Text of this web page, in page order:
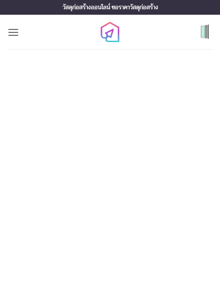
to
content
วัสดุก่อสร้างออนไลน์ ขอราคาวัสดุก่อสร้าง